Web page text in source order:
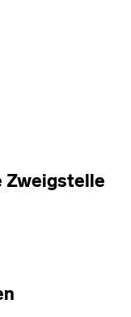
Zweigstelle